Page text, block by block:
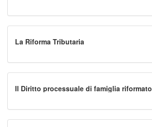
La Riforma Tributaria
Il Diritto processuale di famiglia riformato